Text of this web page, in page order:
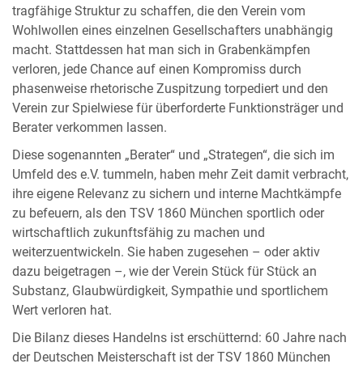
tragfähige Struktur zu schaffen, die den Verein vom
Wohlwollen eines einzelnen Gesellschafters unabhängig
macht. Stattdessen hat man sich in Grabenkämpfen
verloren, jede Chance auf einen Kompromiss durch
phasenweise rhetorische Zuspitzung torpediert und den
Verein zur Spielwiese für überforderte Funktionsträger und
Berater verkommen lassen.
Diese sogenannten „Berater“ und „Strategen“, die sich im
Umfeld des e.V. tummeln, haben mehr Zeit damit verbracht,
ihre eigene Relevanz zu sichern und interne Machtkämpfe
zu befeuern, als den TSV 1860 München sportlich oder
wirtschaftlich zukunftsfähig zu machen und
weiterzuentwickeln. Sie haben zugesehen – oder aktiv
dazu beigetragen –, wie der Verein Stück für Stück an
Substanz, Glaubwürdigkeit, Sympathie und sportlichem
Wert verloren hat.
Die Bilanz dieses Handelns ist erschütternd: 60 Jahre nach
der Deutschen Meisterschaft ist der TSV 1860 München